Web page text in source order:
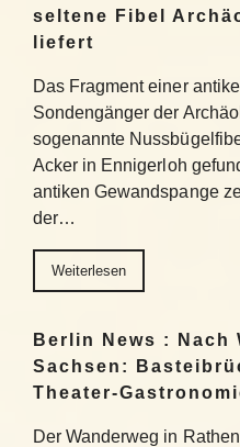
seltene Fibel
liefert
Das Fragment einer
Sondengänger der
sogenannte
Acker in Ennigerloh
antiken Gewandspange
der…
Weiterlesen
Berlin News : Nach
Sachsen:
Theater-
Der Wanderweg in